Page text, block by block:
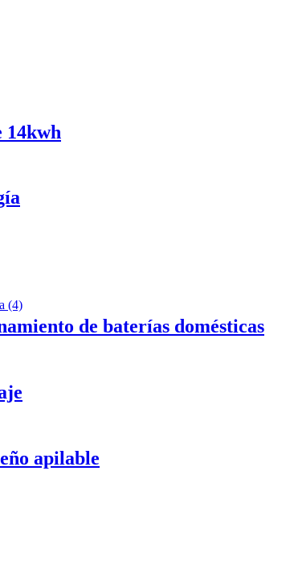
14kwh
de baterías domésticas
apilable